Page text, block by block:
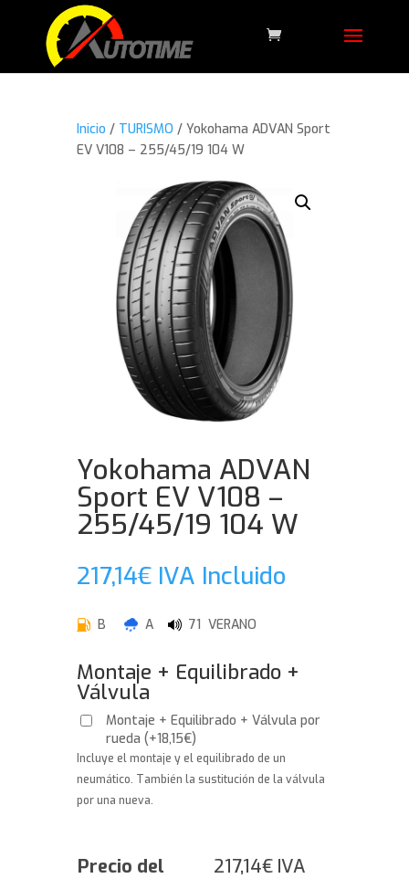
Inicio / TURISMO / Yokohama ADVAN Sport
EV V108 – 255/45/19 104 W
Yokohama ADVAN
Sport EV V108 –
255/45/19 104 W
217,14€ IVA Incluido
B A 71 VERANO
Montaje + Equilibrado +
Válvula
Montaje + Equilibrado + Válvula por
rueda(+18,15€)
Incluye el montaje y el equilibrado de un
neumático. También la sustitución de la válvula
por una nueva.
Precio del
217,14€ IVA